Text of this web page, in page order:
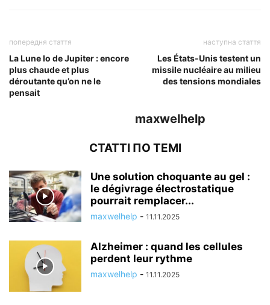
попередня стаття
La Lune Io de Jupiter : encore
plus chaude et plus
déroutante qu’on ne le
pensait
наступна стаття
Les États-Unis testent un
missile nucléaire au milieu
des tensions mondiales
maxwelhelp
СТАТТІ ПО ТЕМІ
Une solution choquante au gel :
le dégivrage électrostatique
pourrait remplacer...
maxwelhelp - 11.11.2025
Alzheimer : quand les cellules
perdent leur rythme
maxwelhelp - 11.11.2025